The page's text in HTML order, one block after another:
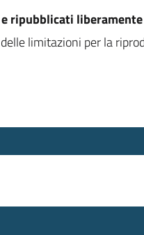
ripubblicati
limitazioni per la